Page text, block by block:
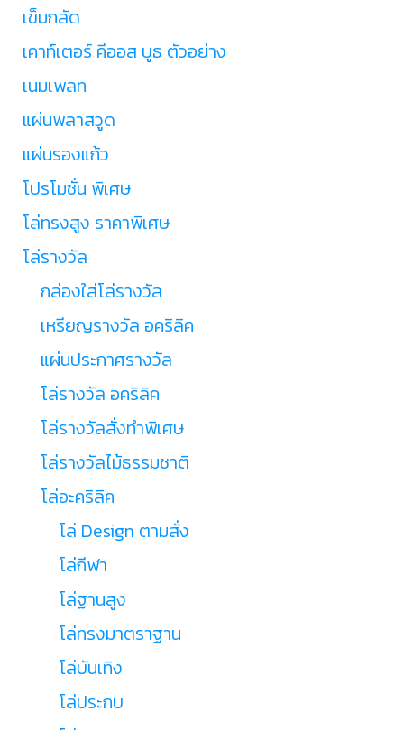
เข็มกลัด
เคาท์เตอร์ คีออส บูธ ตัวอย่าง
เนมเพลท
แผ่นพลาสวูด
แผ่นรองแก้ว
โปรโมชั่น พิเศษ
โล่ทรงสูง ราคาพิเศษ
โล่รางวัล
กล่องใส่โล่รางวัล
เหรียญรางวัล อคริลิค
แผ่นประกาศรางวัล
โล่รางวัล อคริลิค
โล่รางวัลสั่งทำพิเศษ
โล่รางวัลไม้ธรรมชาติ
โล่อะคริลิค
โล่ Design ตามสั่ง
โล่กีฬา
โล่ฐานสูง
โล่ทรงมาตราฐาน
โล่บันเทิง
โล่ประกบ